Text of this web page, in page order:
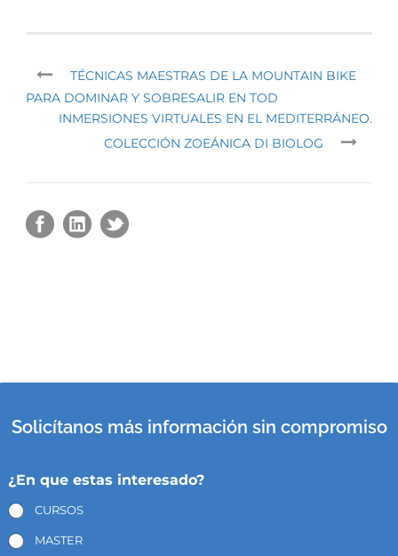
TÉCNICAS MAESTRAS DE LA MOUNTAIN BIKE
PARA DOMINAR Y SOBRESALIR EN TOD
INMERSIONES VIRTUALES EN EL MEDITERRÁNEO.
COLECCIÓN ZOEÁNICA DI BIOLOG
Solicítanos más información sin compromiso
¿En que estas interesado?
CURSOS
MASTER